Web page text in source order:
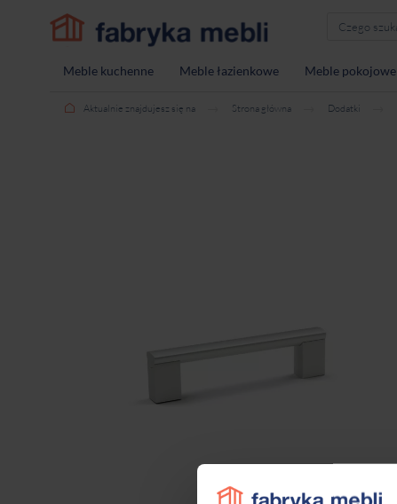
Meble kuchenne Meble łazienkowe Meble pokojowe
Aktualnie znajdujesz się na Strona główna Dodatki